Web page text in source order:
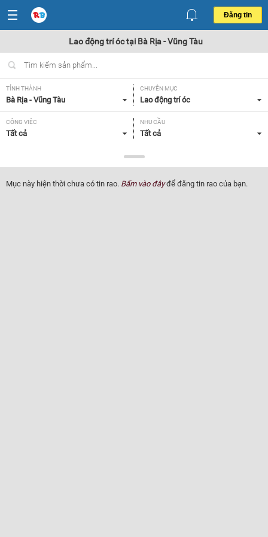
Đăng tin
Lao động trí óc tại Bà Rịa - Vũng Tàu
TỈNH THÀNH
Bà Rịa - Vũng Tàu
CHUYÊN MỤC
Lao động trí óc
CÔNG VIỆC
Tất cả
NHU CẦU
Tất cả
Tất cả
Mục này hiện thời chưa có tin rao. Bấm vào đâyđể đăng tin rao của bạn.